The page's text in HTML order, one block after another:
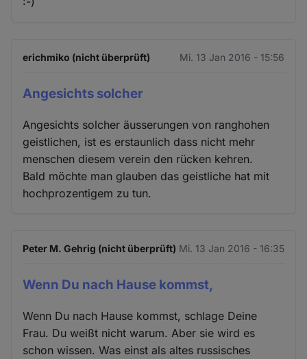
erichmiko (nicht überprüft) Mi. 13 Jan 2016 - 15:56
Angesichts solcher
Angesichts solcher äusserungen von ranghohen
geistlichen, ist es erstaunlich dass nicht mehr
menschen diesem verein den rücken kehren.
Bald möchte man glauben das geistliche hat mit
hochprozentigem zu tun.
Peter M. Gehrig (nicht überprüft) Mi. 13 Jan 2016 - 16:35
Wenn Du nach Hause kommst,
Wenn Du nach Hause kommst, schlage Deine
Frau. Du weißt nicht warum. Aber sie wird es
schon wissen. Was einst als altes russisches